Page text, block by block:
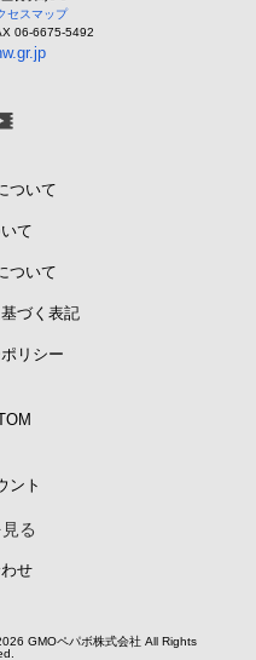
セスマップ
06-6675-5492
ついて
て
ついて
づく表記
リシー
ント
る
せ
GMOペパボ株式会社 All Rights